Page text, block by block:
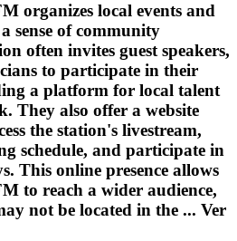
organizes local events and
sense of community
often invites guest speakers,
to participate in their
a platform for local talent
They also offer a website
the station's livestream,
schedule, and participate in
This online presence allows
to reach a wider audience,
not be located in the ... Ver